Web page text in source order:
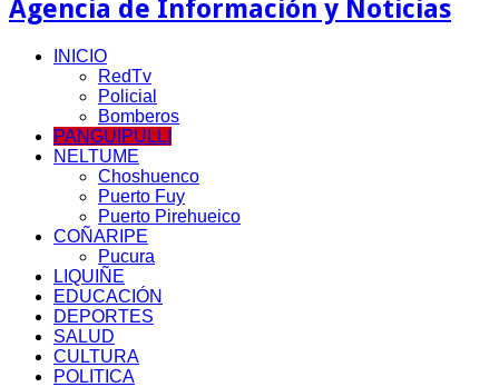
Agencia de Información y Noticias
INICIO
RedTv
Policial
Bomberos
PANGUIPULLI
NELTUME
Choshuenco
Puerto Fuy
Puerto Pirehueico
COÑARIPE
Pucura
LIQUIÑE
EDUCACIÓN
DEPORTES
SALUD
CULTURA
POLITICA